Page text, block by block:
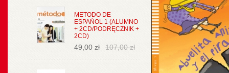
METODO DE
ESPAŃOL 1 (ALUMNO
+ 2CD/PODRĘCZNIK +
2CD)
49,00 zł 107,00 zł